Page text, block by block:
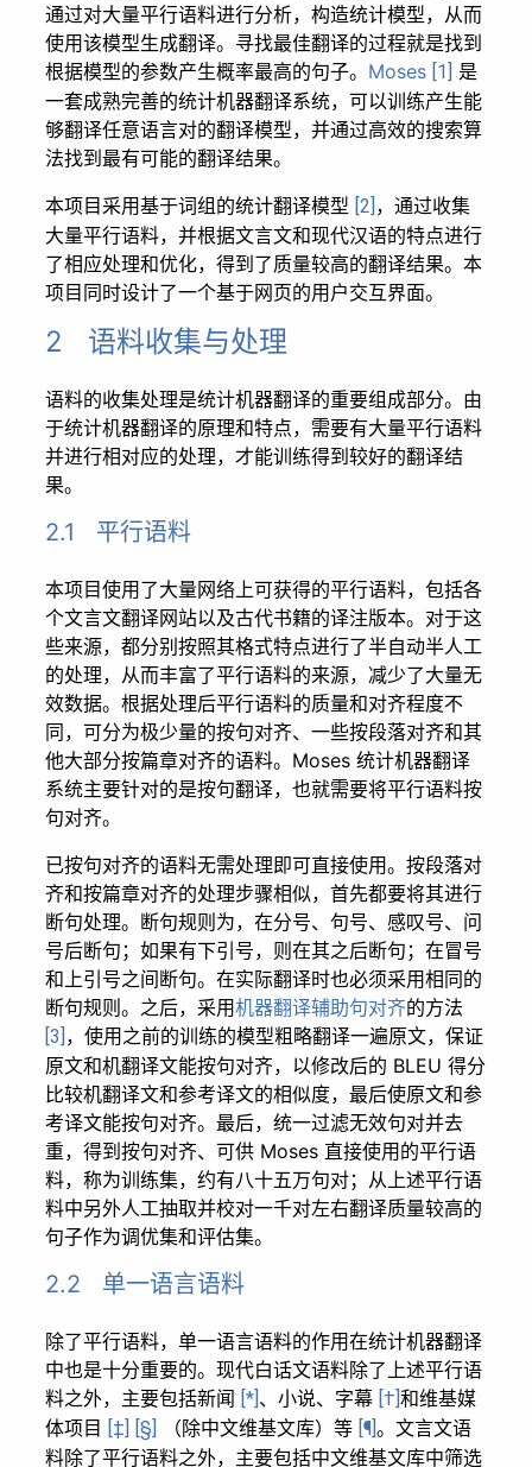
通过对大量平行语料进行分析，构造统计模型，从而
使用该模型生成翻译。寻找最佳翻译的过程就是找到
根据模型的参数产生概率最高的句子。 Moses [1]
是
一套成熟完善的统计机器翻译系统，可以训练产生能
够翻译任意语言对的翻译模型，并通过高效的搜索算
法找到最有可能的翻译结果。
本项目采用基于词组的统计翻译模型 [2] ，通过收集
大量平行语料，并根据文言文和现代汉语的特点进行
了相应处理和优化，得到了质量较高的翻译结果。本
项目同时设计了一个基于网页的用户交互界面。
2 语料收集与处理
语料的收集处理是统计机器翻译的重要组成部分。由
于统计机器翻译的原理和特点，需要有大量平行语料
并进行相对应的处理，才能训练得到较好的翻译结
果。
2.1 平行语料
本项目使用了大量网络上可获得的平行语料，包括各
个文言文翻译网站以及古代书籍的译注版本。对于这
些来源，都分别按照其格式特点进行了半自动半人工
的处理，从而丰富了平行语料的来源，减少了大量无
效数据。根据处理后平行语料的质量和对齐程度不
同，可分为极少量的按句对齐、一些按段落对齐和其
他大部分按篇章对齐的语料。Moses 统计机器翻译
系统主要针对的是按句翻译，也就需要将平行语料按
句对齐。
已按句对齐的语料无需处理即可直接使用。按段落对
齐和按篇章对齐的处理步骤相似，首先都要将其进行
断句处理。断句规则为，在分号、句号、感叹号、问
号后断句；如果有下引号，则在其之后断句；在冒号
和上引号之间断句。在实际翻译时也必须采用相同的
断句规则。之后，采用机器翻译辅助句对齐的方法
[3] ，使用之前的训练的模型粗略翻译一遍原文，保证
原文和机翻译文能按句对齐，以修改后的 BLEU 得分
比较机翻译文和参考译文的相似度，最后使原文和参
考译文能按句对齐。最后，统一过滤无效句对并去
重，得到按句对齐、可供 Moses 直接使用的平行语
料，称为训练集，约有八十五万句对；从上述平行语
料中另外人工抽取并校对一千对左右翻译质量较高的
句子作为调优集和评估集。
2.2 单一语言语料
除了平行语料，单一语言语料的作用在统计机器翻译
中也是十分重要的。现代白话文语料除了上述平行语
料之外，主要包括新闻 [*] 、小说、字幕 [†] 和维基媒
体项目
[‡] [§] （除中文维基文库）等 [¶] 。文言文语
料除了平行语料之外，主要包括中文维基文库中筛选